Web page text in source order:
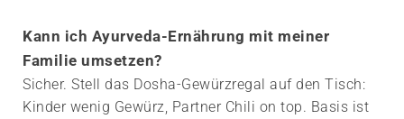
Kann ich Ayurveda-Ernährung mit meiner
Familie umsetzen?
Sicher. Stell das Dosha-Gewürz­regal auf den Tisch:
Kinder wenig Gewürz, Partner Chili on top. Basis ist